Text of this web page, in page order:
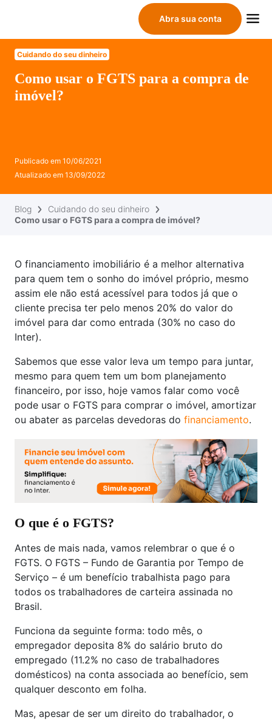
Abra sua conta
Cuidando do seu dinheiro
Como usar o FGTS para a compra de
imóvel?
Publicado em 10/06/2021
Atualizado em 13/09/2022
Blog
Cuidando do seu dinheiro
Como usar o FGTS para a compra de imóvel?
O financiamento imobiliário é a melhor alternativa
para quem tem o sonho do imóvel próprio, mesmo
assim ele não está acessível para todos já que o
cliente precisa ter pelo menos 20% do valor do
imóvel para dar como entrada (30% no caso do
Inter).
Sabemos que esse valor leva um tempo para juntar,
mesmo para quem tem um bom planejamento
financeiro, por isso, hoje vamos falar como você
pode usar o FGTS para comprar o imóvel, amortizar
ou abater as parcelas devedoras do financiamento.
O que é o FGTS?
Antes de mais nada, vamos relembrar o que é o
FGTS. O FGTS – Fundo de Garantia por Tempo de
Serviço – é um benefício trabalhista pago para
todos os trabalhadores de carteira assinada no
Brasil.
Funciona da seguinte forma: todo mês, o
empregador deposita 8% do salário bruto do
empregado (11.2% no caso de trabalhadores
domésticos) na conta associada ao benefício, sem
qualquer desconto em folha.
Mas, apesar de ser um direito do trabalhador, o